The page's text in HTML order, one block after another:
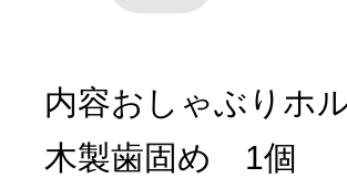
内容おしゃぶりホ
木製歯固め 1個